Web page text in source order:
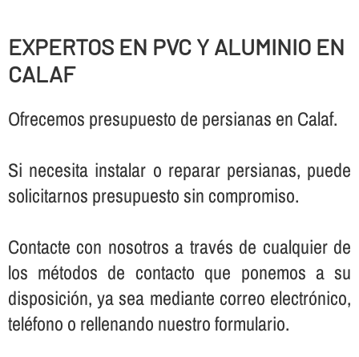
EXPERTOS EN PVC Y ALUMINIO EN
CALAF
Ofrecemos presupuesto de persianas en Calaf.
Si necesita instalar o reparar persianas, puede
solicitarnos presupuesto sin compromiso.
Contacte con nosotros a través de cualquier de
los métodos de contacto que ponemos a su
disposición, ya sea mediante correo electrónico,
teléfono o rellenando nuestro formulario.